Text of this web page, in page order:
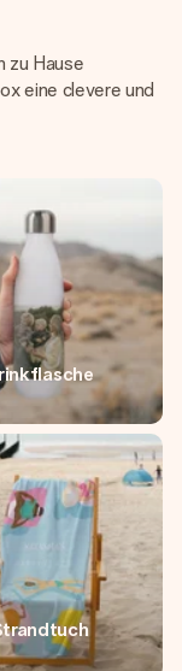
zu Hause
eine clevere und